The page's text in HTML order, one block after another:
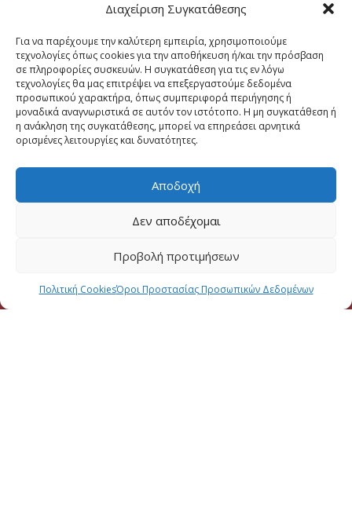
Διαχείριση Συγκατάθεσης
Για να παρέχουμε την καλύτερη εμπειρία, χρησιμοποιούμε
τεχνολογίες όπως cookies για την αποθήκευση ή/και την πρόσβαση
σε πληροφορίες συσκευών. Η συγκατάθεση για τις εν λόγω
τεχνολογίες θα μας επιτρέψει να επεξεργαστούμε δεδομένα
προσωπικού χαρακτήρα, όπως συμπεριφορά περιήγησης ή
μοναδικά αναγνωριστικά σε αυτόν τον ιστότοπο. Η μη συγκατάθεση ή
η ανάκληση της συγκατάθεσης, μπορεί να επηρεάσει αρνητικά
ορισμένες λειτουργίες και δυνατότητες.
Αποδοχή
Δεν αποδέχομαι
Προβολή προτιμήσεων
Πολιτική CookiesΌροι Προστασίας Προσωπικών Δεδομένων
Εγγραφή στο Ενημερωτικό
Το Email σας (υποχρεωτικο)
Μηνυμα